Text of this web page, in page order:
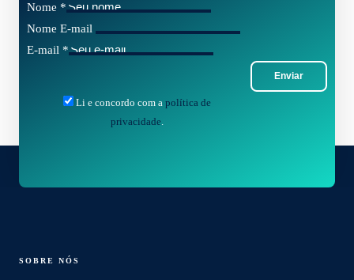
Nome *
Nome E-mail
E-mail *
Enviar
Li e concordo com a política de
privacidade.
SOBRE NÓS